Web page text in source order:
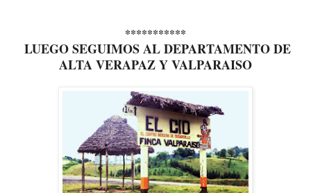
***********
LUEGO SEGUIMOS AL DEPARTAMENTO DE
ALTA VERAPAZ Y VALPARAISO